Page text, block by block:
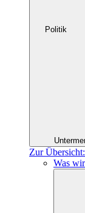
Politik
Zur
Was